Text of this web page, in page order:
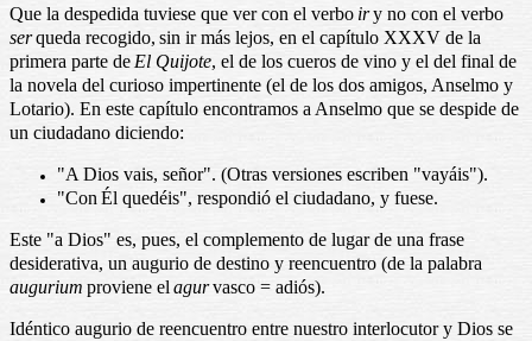
Que la despedida tuviese que ver con el verbo iry no con el verbo
serqueda recogido, sin ir más lejos, en el capítulo XXXV de la
primera parte de El Quijote, el de los cueros de vino y el del final de
la novela del curioso impertinente (el de los dos amigos, Anselmo y
Lotario). En este capítulo encontramos a Anselmo que se despide de
un ciudadano diciendo:
"A Dios vais, señor". (Otras versiones escriben "vayáis").
"Con Él quedéis", respondió el ciudadano, y fuese.
Este "a Dios" es, pues, el complemento de lugar de una frase
desiderativa, un augurio de destino y reencuentro (de la palabra
augurium proviene el agurvasco = adiós).
Idéntico augurio de reencuentro entre nuestro interlocutor y Dios se